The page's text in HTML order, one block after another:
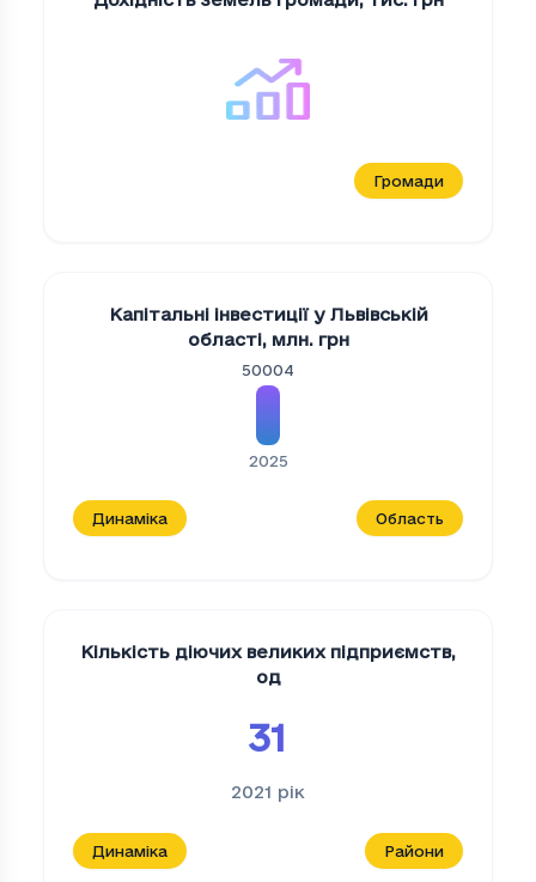
Громади
Капітальні інвестиції у Львівській
області, млн. грн
50004
2025
Динаміка Область
Кількість діючих великих підприємств,
од
31
2021 рік
Динаміка Райони